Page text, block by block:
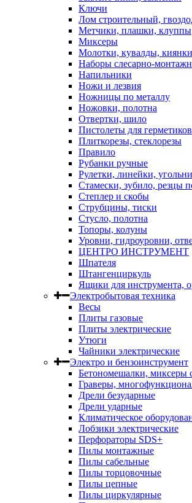
Ключи
Лом строительный,
Метчики, плашки, клуппы
Миксеры
Молотки, кувалды, киянки
Наборы слесарно-
Напильники
Ножи и лезвия
Ножницы по металлу
Ножовки, полотна
Отвертки, шило
Пистолеты для
Плиткорезы, стеклорезы
Правило
Рубанки ручные
Рулетки, линейки,
Стамески, зубило, резцы
Степлер и скобы
Струбцины, тиски
Стусло, полотна
Топоры, колуны
Уровни, гидроуровни,
ЦЕНТРО ИНСТРУМЕНТ
Шпателя
Штангенциркуль
Ящики для инструмента,
Электробытовая техника
Весы
Плиты газовые
Плиты электрические
Утюги
Чайники электрические
Электро и бензоинструмент
Бетономешалки, миксеры
Граверы,
Дрели безударные
Дрели ударные
Климатическое
Лобзики электрические
Перфораторы SDS+
Пилы монтажные
Пилы сабельные
Пилы торцовочные
Пилы цепные
Пилы циркулярные